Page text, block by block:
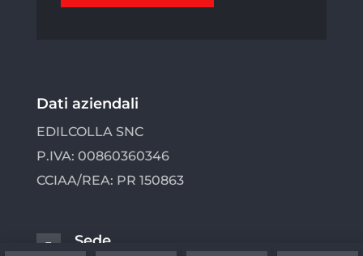
Dati aziendali
EDILCOLLA SNC
P.IVA: 00860360346
CCIAA/REA: PR 150863
 Sede